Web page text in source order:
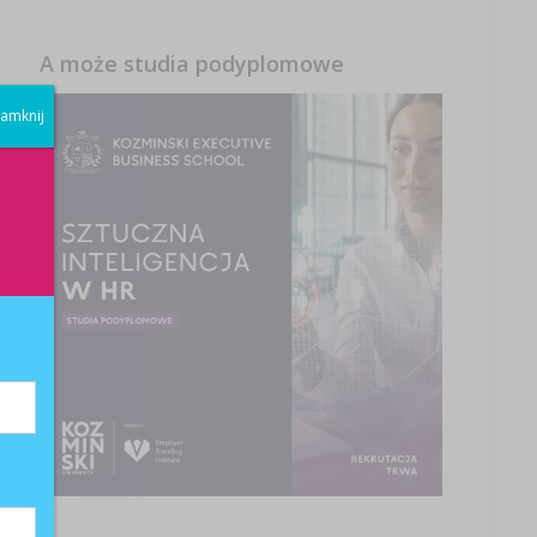
A może studia podyplomowe